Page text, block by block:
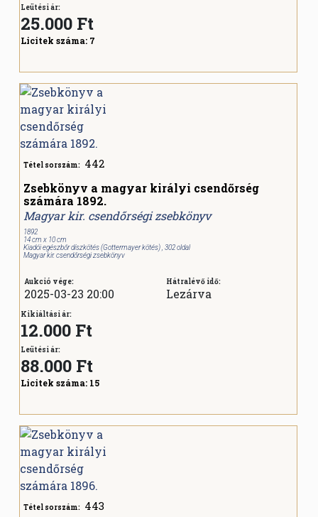
Leütési ár:
25.000 Ft
Licitek száma: 7
Tétel sorszám: 442
Zsebkönyv a magyar királyi csendőrség
számára 1892.
Magyar kir. csendőrségi zsebkönyv
1892
14 cm x 10 cm
Kiadói egészbőr díszkötés (Gottermayer kötés) , 302 oldal
Magyar kir. csendőrségi zsebkönyv
Aukció vége:
2025-03-23 20:00
Hátralévő idő:
Lezárva
Kikiáltási ár:
12.000 Ft
Leütési ár:
88.000 Ft
Licitek száma: 15
Tétel sorszám: 443